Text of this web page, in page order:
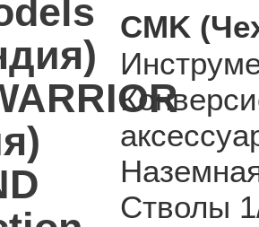
CMK
Стволы